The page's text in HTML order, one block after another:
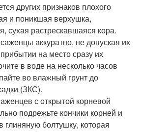
других признаков плохого
и поникшая верхушка,
сухая растрескавшаяся кора.
аккуратно, не допуская их
на место сразу их
в воде на несколько часов
во влажный грунт до
(ЗКС).
с открытой корневой
подрежьте кончики корней и
глиняную болтушку, которая